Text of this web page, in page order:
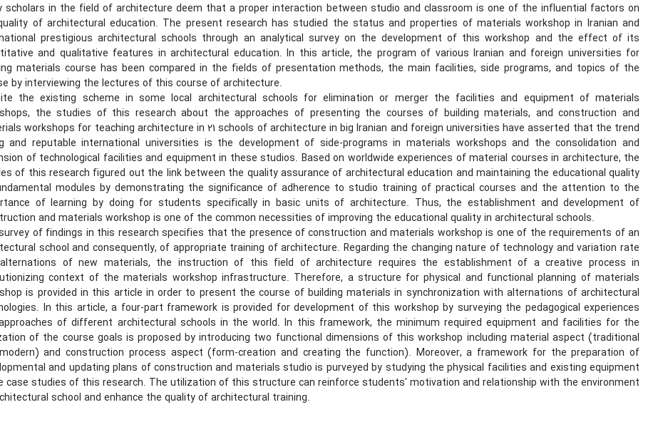
scholars in the field of architecture deem that a proper interaction between studio and classroom is one of the influential factors on
of architectural education. The present research has studied the status and properties of materials workshop in Iranian and
prestigious architectural schools through an analytical survey on the development of this workshop and the effect of its
and qualitative features in architectural education. In this article, the program of various Iranian and foreign universities for
materials course has been compared in the fields of presentation methods, the main facilities, side programs, and topics of the
by interviewing the lectures of this course of architecture.
the existing scheme in some local architectural schools for elimination or merger the facilities and equipment of materials
the studies of this research about the approaches of presenting the courses of building materials, and construction and
workshops for teaching architecture in 21 schools of architecture in big Iranian and foreign universities have asserted that the trend
and reputable international universities is the development of side-programs in materials workshops and the consolidation and
of technological facilities and equipment in these studios. Based on worldwide experiences of material courses in architecture, the
of this research figured out the link between the quality assurance of architectural education and maintaining the educational quality
modules by demonstrating the significance of adherence to studio training of practical courses and the attention to the
of learning by doing for students specifically in basic units of architecture. Thus, the establishment and development of
and materials workshop is one of the common necessities of improving the educational quality in architectural schools.
of findings in this research specifies that the presence of construction and materials workshop is one of the requirements of an
school and consequently, of appropriate training of architecture. Regarding the changing nature of technology and variation rate
of new materials, the instruction of this field of architecture requires the establishment of a creative process in
context of the materials workshop infrastructure. Therefore, a structure for physical and functional planning of materials
is provided in this article in order to present the course of building materials in synchronization with alternations of architectural
In this article, a four-part framework is provided for development of this workshop by surveying the pedagogical experiences
of different architectural schools in the world. In this framework, the minimum required equipment and facilities for the
of the course goals is proposed by introducing two functional dimensions of this workshop including material aspect (traditional
and construction process aspect (form-creation and creating the function). Moreover, a framework for the preparation of
and updating plans of construction and materials studio is purveyed by studying the physical facilities and existing equipment
case studies of this research. The utilization of this structure can reinforce students' motivation and relationship with the environment
school and enhance the quality of architectural training.